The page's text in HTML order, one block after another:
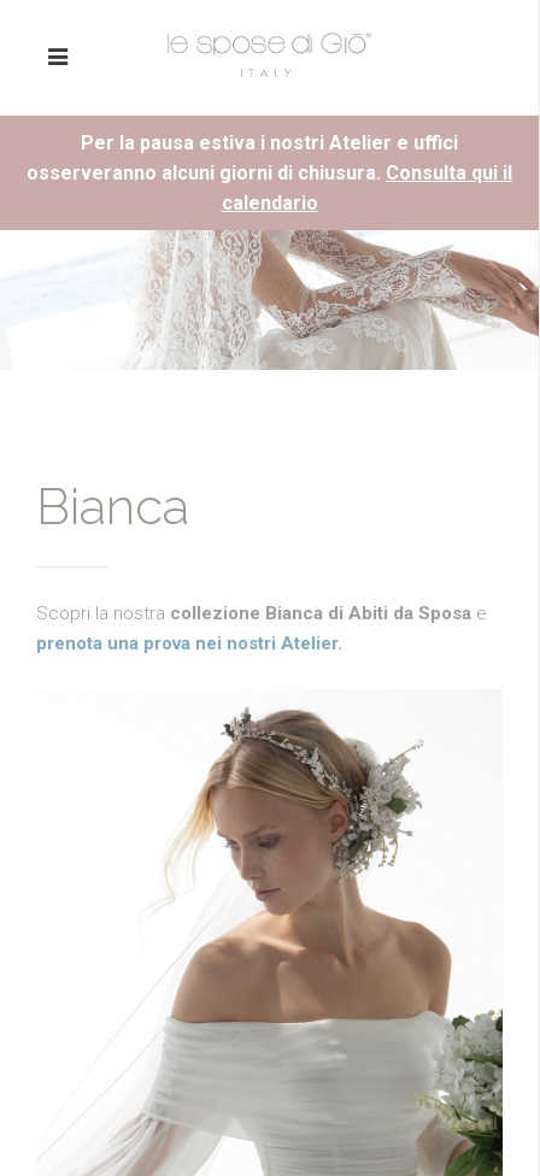
Per la pausa estiva i nostri Atelier e uffici
osserveranno alcuni giorni di chiusura. Consulta qui il
calendario
Bianca
Scopri la nostra collezione Bianca di Abiti da Sposa e
prenota una prova nei nostri Atelier.